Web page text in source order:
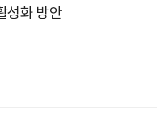
성화 방안